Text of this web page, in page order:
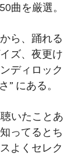
曲を厳選。
ら、踊れる
ズ、夜更け
ディロック
にある。
いたことあ
ってるとち
よくセレク